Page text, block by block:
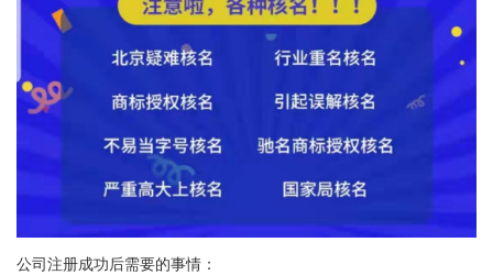
公司注册成功后需要的事情：